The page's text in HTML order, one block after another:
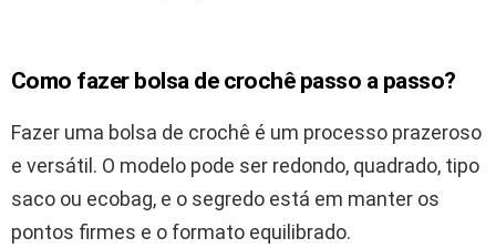
Como fazer bolsa de crochê passo a passo?
Fazer uma bolsa de crochê é um processo prazeroso
e versátil. O modelo pode ser redondo, quadrado, tipo
saco ou ecobag, e o segredo está em manter os
pontos firmes e o formato equilibrado.